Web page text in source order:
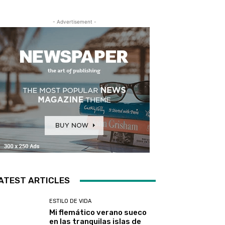
- Advertisement -
ARTICLES
ESTILO DE VIDA
Mi flemático verano sueco
en las tranquilas islas de